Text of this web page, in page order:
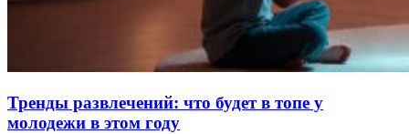
Тренды развлечений: что будет в топе у
молодежи в этом году